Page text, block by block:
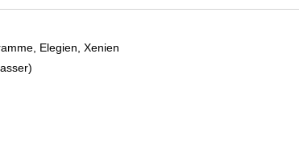
Elegien, Xenien